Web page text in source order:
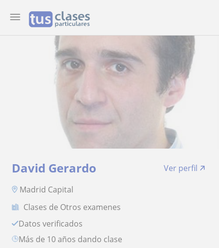
David Gerardo
Ver perfil
Madrid Capital
Clases de Otros examenes
Datos verificados
más de 10 años dando clase